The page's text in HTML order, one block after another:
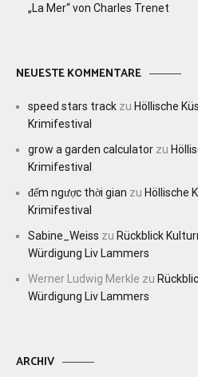
„La Mer“ von Charles Trenet
NEUESTE KOMMENTARE
speed stars track zu Höllische
Krimifestival
grow a garden calculator zu
Krimifestival
đếm ngược thời gian zu Höllische
Krimifestival
Sabine_Weiss zu Rückblick
Würdigung Liv Lammers
Werner Ludwig Merkle zu
Würdigung Liv Lammers
ARCHIV